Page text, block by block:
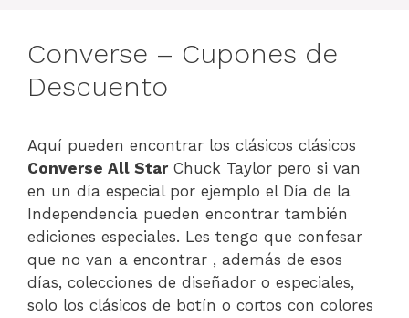
Converse – Cupones de
Descuento
Aquí pueden encontrar los clásicos clásicos
Converse All StarChuck Taylor pero si van
en un día especial por ejemplo el Día de la
Independencia pueden encontrar también
ediciones especiales. Les tengo que confesar
que no van a encontrar , además de esos
días, colecciones de diseñador o especiales,
solo los clásicos de botín o cortos con colores